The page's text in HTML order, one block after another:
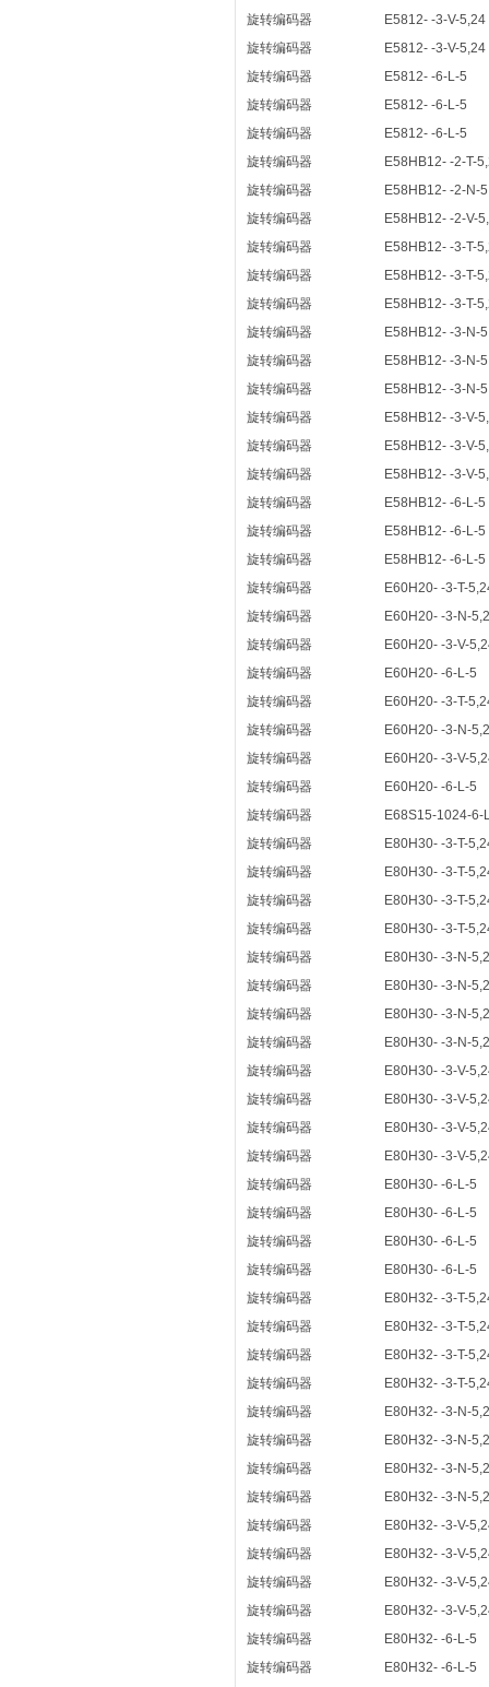
旋转编码器
E5812- -3-V-5,24
旋转编码器
E5812- -3-V-5,24
旋转编码器
E5812- -6-L-5
旋转编码器
E5812- -6-L-5
旋转编码器
E5812- -6-L-5
旋转编码器
E58HB12- -2-T-
旋转编码器
E58HB12- -2-N-
旋转编码器
E58HB12- -2-V-
旋转编码器
E58HB12- -3-T-
旋转编码器
E58HB12- -3-T-
旋转编码器
E58HB12- -3-T-
旋转编码器
E58HB12- -3-N-
旋转编码器
E58HB12- -3-N-
旋转编码器
E58HB12- -3-N-
旋转编码器
E58HB12- -3-V-
旋转编码器
E58HB12- -3-V-
旋转编码器
E58HB12- -3-V-
旋转编码器
E58HB12- -6-L-5
旋转编码器
E58HB12- -6-L-5
旋转编码器
E58HB12- -6-L-5
旋转编码器
E60H20- -3-T-
旋转编码器
E60H20- -3-N-
旋转编码器
E60H20- -3-V-
旋转编码器
E60H20- -6-L-5
旋转编码器
E60H20- -3-T-
旋转编码器
E60H20- -3-N-
旋转编码器
E60H20- -3-V-
旋转编码器
E60H20- -6-L-5
旋转编码器
E68S15-1024-6-
旋转编码器
E80H30- -3-T-
旋转编码器
E80H30- -3-T-
旋转编码器
E80H30- -3-T-
旋转编码器
E80H30- -3-T-
旋转编码器
E80H30- -3-N-
旋转编码器
E80H30- -3-N-
旋转编码器
E80H30- -3-N-
旋转编码器
E80H30- -3-N-
旋转编码器
E80H30- -3-V-
旋转编码器
E80H30- -3-V-
旋转编码器
E80H30- -3-V-
旋转编码器
E80H30- -3-V-
旋转编码器
E80H30- -6-L-5
旋转编码器
E80H30- -6-L-5
旋转编码器
E80H30- -6-L-5
旋转编码器
E80H30- -6-L-5
旋转编码器
E80H32- -3-T-
旋转编码器
E80H32- -3-T-
旋转编码器
E80H32- -3-T-
旋转编码器
E80H32- -3-T-
旋转编码器
E80H32- -3-N-
旋转编码器
E80H32- -3-N-
旋转编码器
E80H32- -3-N-
旋转编码器
E80H32- -3-N-
旋转编码器
E80H32- -3-V-
旋转编码器
E80H32- -3-V-
旋转编码器
E80H32- -3-V-
旋转编码器
E80H32- -3-V-
旋转编码器
E80H32- -6-L-5
旋转编码器
E80H32- -6-L-5